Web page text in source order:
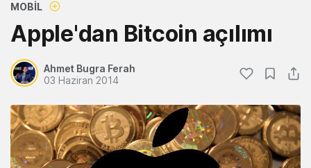
MOBIL
Apple'dan Bitcoin açılımı
Ahmet Bugra Ferah
03 Haziran 2014